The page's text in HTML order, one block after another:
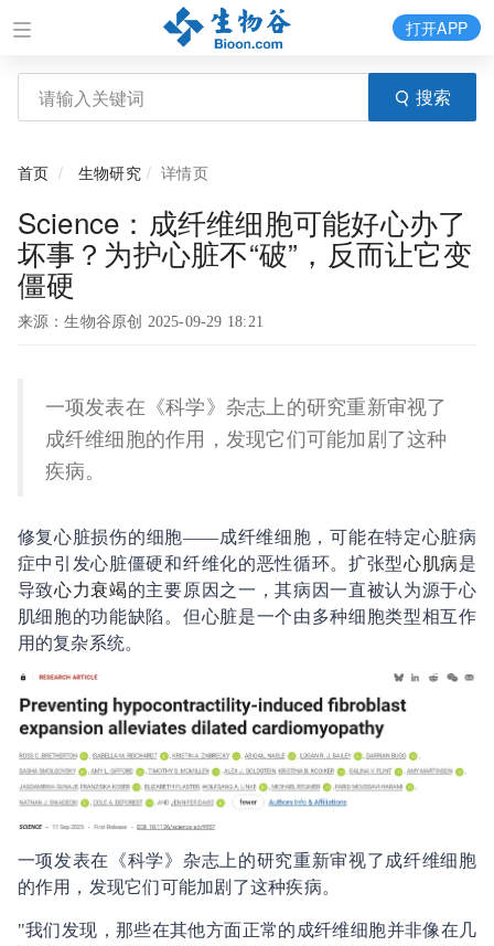
搜索
打开APP
首页 生物研究 详情页
Science：成纤维细胞可能好心办了
坏事？为护心脏不“破”，反而让它变
僵硬
来源：生物谷原创 2025-09-29 18:21
一项发表在《科学》杂志上的研究重新审视了
成纤维细胞的作用，发现它们可能加剧了这种
疾病。
修复心脏损伤的细胞——成纤维细胞，可能在特定心脏病
症中引发心脏僵硬和纤维化的恶性循环。扩张型心肌病是
导致心力衰竭的主要原因之一，其病因一直被认为源于心
肌细胞的功能缺陷。但心脏是一个由多种细胞类型相互作
用的复杂系统。
一项发表在《科学》杂志上的研究重新审视了成纤维细胞
的作用，发现它们可能加剧了这种疾病。
"我们发现，那些在其他方面正常的成纤维细胞并非像在几